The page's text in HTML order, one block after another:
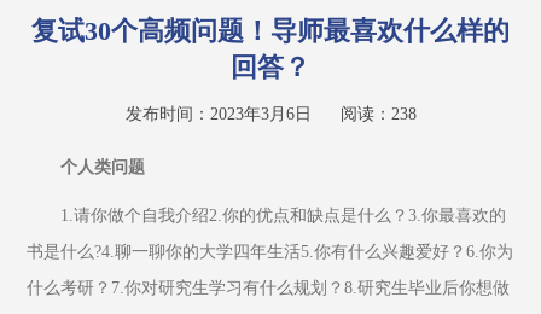
复试30个高频问题！导师最喜欢什么样的
回答？
发布时间：2023年3月6日 阅读： 238
个人类问题
1.请你做个自我介绍2.你的优点和缺点是什么？3.你最喜欢的
书是什么?4.聊一聊你的大学四年生活5.你有什么兴趣爱好？6.你为
什么考研？7.你对研究生学习有什么规划？8.研究生毕业后你想做